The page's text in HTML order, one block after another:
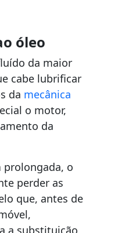
óleo
da maior
cabe lubrificar
da mecânica
o motor,
da
prolongada, o
perder as
que, antes de